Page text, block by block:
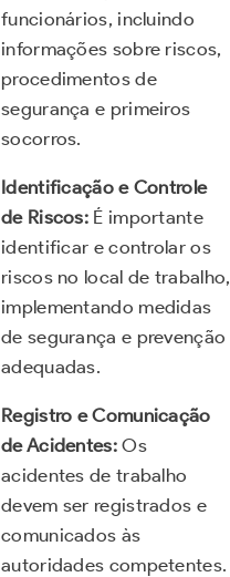
funcionários, incluindo
informações sobre riscos,
procedimentos de
segurança e primeiros
socorros.
Identificação e Controle
de Riscos: É importante
identificar e controlar os
riscos no local de trabalho,
implementando medidas
de segurança e prevenção
adequadas.
Registro e Comunicação
de Acidentes:Os
acidentes de trabalho
devem ser registrados e
comunicados às
autoridades competentes.